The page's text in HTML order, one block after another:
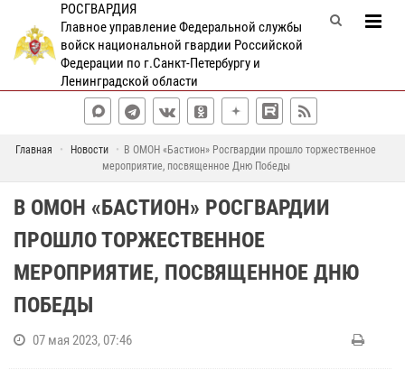
РОСГВАРДИЯ
Главное управление Федеральной службы
войск национальной гвардии Российской
Федерации по г.Санкт-Петербургу и
Ленинградской области
Главная Новости
В ОМОН «Бастион» Росгвардии прошло торжественное
мероприятие, посвященное Дню Победы
В ОМОН «БАСТИОН» РОСГВАРДИИ
ПРОШЛО ТОРЖЕСТВЕННОЕ
МЕРОПРИЯТИЕ, ПОСВЯЩЕННОЕ ДНЮ
ПОБЕДЫ
07 мая 2023, 07:46